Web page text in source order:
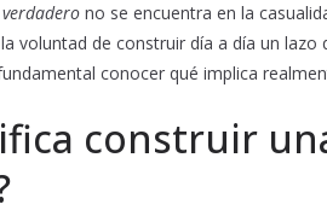
no se encuentra en la
voluntad de construir día a día un lazo
conocer qué implica
construir